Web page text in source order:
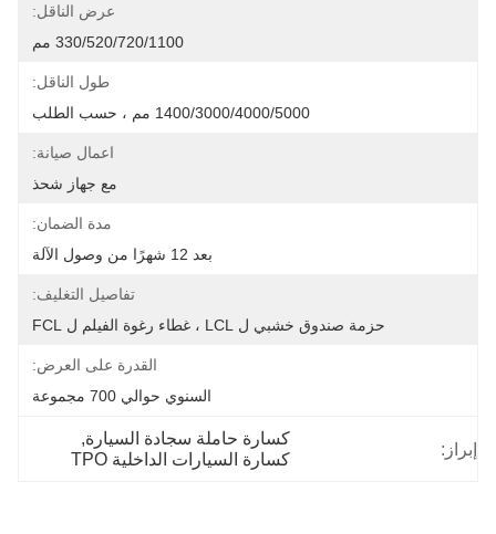
عرض الناقل:
330/520/720/1100 مم
طول الناقل:
1400/3000/4000/5000 مم ، حسب الطلب
اعمال صيانة:
مع جهاز شحذ
مدة الضمان:
بعد 12 شهرًا من وصول الآلة
تفاصيل التغليف:
حزمة صندوق خشبي ل LCL ، غطاء رغوة الفيلم ل FCL
القدرة على العرض:
السنوي حوالي 700 مجموعة
إبراز:
كسارة حاملة سجادة السيارة,
كسارة السيارات الداخلية TPO